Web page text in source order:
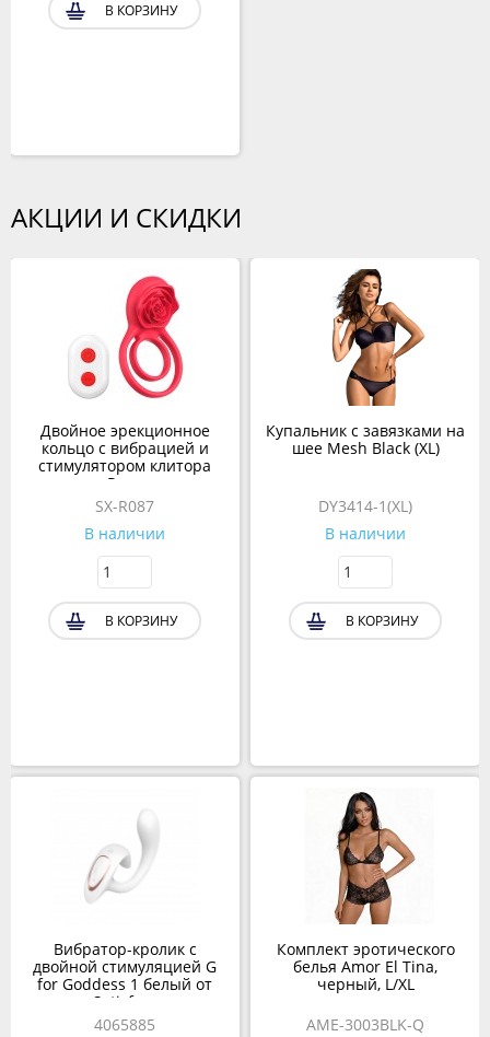
В КОРЗИНУ
АКЦИИ И СКИДКИ
Двойное эрекционное
кольцо с вибрацией и
стимулятором клитора
Rose
SX-R087
В наличии
В КОРЗИНУ
Вибратор-кролик с
двойной стимуляцией G
for Goddess 1 белый от
Satisfyer
4065885
Купальник с завязками на
шее Mesh Black (XL)
DY3414-1(XL)
В наличии
В КОРЗИНУ
Комплект эротического
белья Amor El Tina,
черный, L/XL
AME-3003BLK-Q